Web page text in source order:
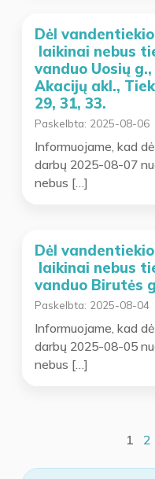
Dėl
laikinai nebus
vanduo Uosių
Akacijų akl.,
29, 31, 33.
Paskelbta: 2025-08-06
Informuojame, kad
darbų 2025-08-07
nebus […]
Dėl
laikinai nebus
vanduo Birutės
Paskelbta: 2025-08-04
Informuojame, kad
darbų 2025-08-05
nebus […]
puslapiavimas
1 2